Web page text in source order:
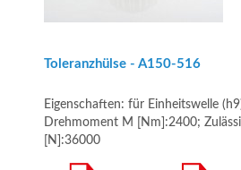
Toleranzhülse - A150-516
Eigenschaften: für Einheitswelle
Drehmoment M [Nm]:2400;
[N]:36000